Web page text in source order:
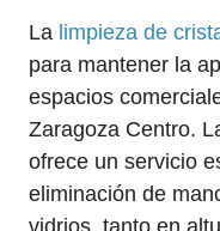
La limpieza de
para mantener la
espacios
Zaragoza Centro.
ofrece un servicio
eliminación de
vidrios, tanto en